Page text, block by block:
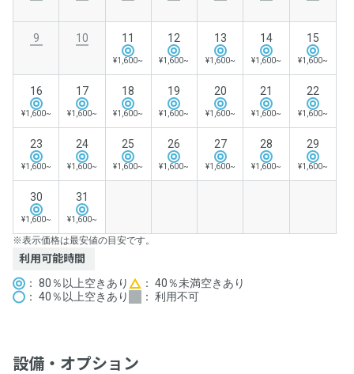
9 10 11
¥1,600~
12
¥1,600~
13
¥1,600~
14
¥1,600~
15
¥1,600~
16
¥1,600~
17
¥1,600~
18
¥1,600~
19
¥1,600~
20
¥1,600~
21
¥1,600~
22
¥1,600~
23
¥1,600~
24
¥1,600~
25
¥1,600~
26
¥1,600~
27
¥1,600~
28
¥1,600~
29
¥1,600~
30
¥1,600~
31
¥1,600~
※表示価格は最安値の目安です。
利用可能時間
： 80％以上空きあり
： 40％以上空きあり
： 40％未満空きあり
： 利用不可
設備・オプション